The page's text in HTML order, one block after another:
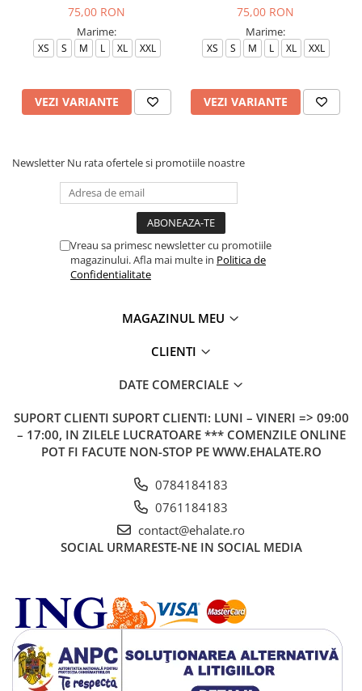
75,00 RON
Marime:
XS S M L XL XXL
VEZI VARIANTE
75,00 RON
Marime:
XS S M L XL XXL
VEZI VARIANTE
Newsletter Nu rata ofertele si promotiile noastre
Vreau sa primesc newsletter cu promotiile
magazinului. Afla mai multe in Politica de
Confidentialitate
MAGAZINUL MEU
CLIENTI
DATE COMERCIALE
SUPORT CLIENTI SUPORT CLIENTI: LUNI – VINERI => 09:00
– 17:00, IN ZILELE LUCRATOARE *** COMENZILE ONLINE
POT FI FACUTE NON-STOP PE WWW.EHALATE.RO
0784184183
0761184183
contact@ehalate.ro
SOCIAL URMARESTE-NE IN SOCIAL MEDIA